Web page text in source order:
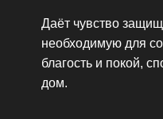
Даёт чувство
необходимую для
благость и покой,
дом.